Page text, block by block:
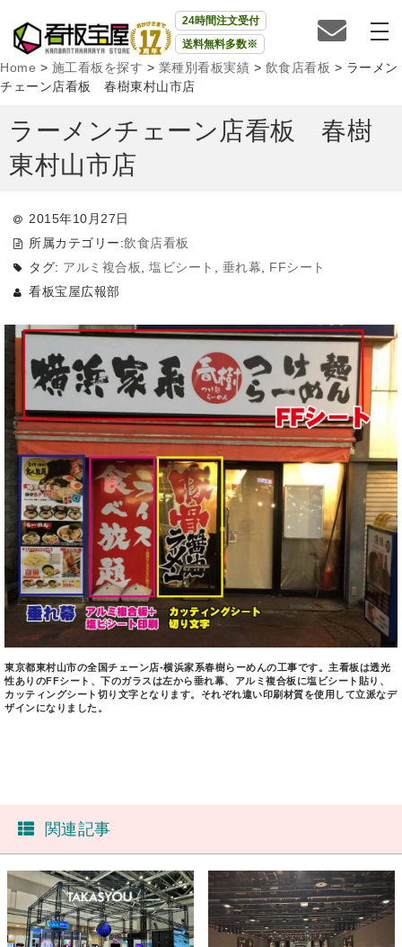
24時間注文受付
送料無料多数※
Home > 施工看板を探す > 業種別看板実績 > 飲食店看板 > ラーメン
チェーン店看板 春樹東村山市店
ラーメンチェーン店看板 春樹
東村山市店
2015年10月27日
所属カテゴリー:飲食店看板
タグ: アルミ複合板 ,塩ビシート 垂れ幕
FFシート
看板宝屋広報部
東京都東村山市の全国チェーン店-横浜家系春樹らーめんの工事です。主看板は透光
性ありのFFシート、下のガラスは左から垂れ幕、アルミ複合板に塩ビシート貼り、
カッティングシート切り文字となります。それぞれ違い印刷材質を使用して立派なデ
ザインになりました。
関連記事